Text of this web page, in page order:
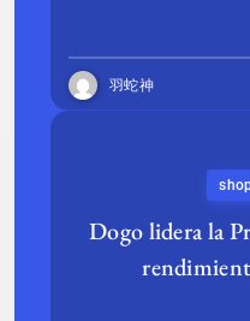
羽蛇神
Dogo lidera la